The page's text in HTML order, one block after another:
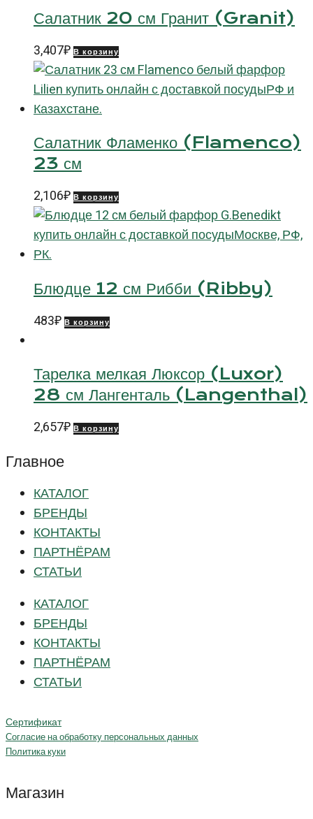
Салатник 20 см Гранит (Granit)
3,407₽ В корзину
Салатник Фламенко (Flamenco)
23 см
2,106₽ В корзину
Блюдце 12 см Рибби (Ribby)
483₽ В корзину
Тарелка мелкая Люксор (Luxor)
28 см Лангенталь (Langenthal)
2,657₽ В корзину
Главное
КАТАЛОГ
БРЕНДЫ
КОНТАКТЫ
ПАРТНЁРАМ
СТАТЬИ
КАТАЛОГ
БРЕНДЫ
КОНТАКТЫ
ПАРТНЁРАМ
СТАТЬИ
Сертификат
Согласие на обработку персональных данных
Политика куки
Магазин